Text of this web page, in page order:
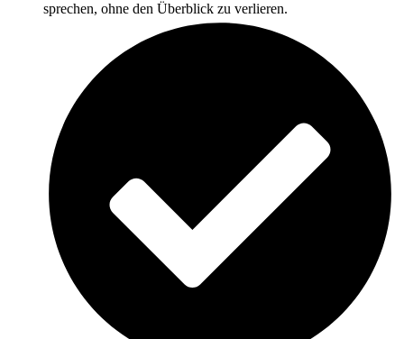
sprechen, ohne den Überblick zu verlieren.